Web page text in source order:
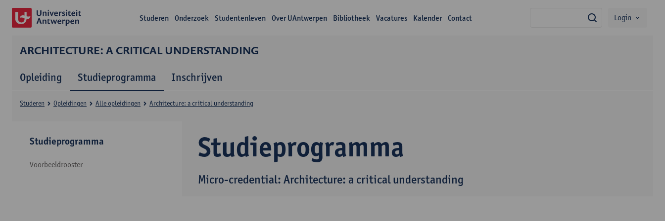
Studeren Onderzoek Studentenleven Over UAntwerpen Bibliotheek Vacatures Kalender Contact zoekLogin
ARCHITECTURE: A CRITICAL UNDERSTANDING
Opleiding Studieprogramma Inschrijven
Studieprogramma
Micro-credential: Architecture: a critical understanding
Studeren Opleidingen Alle opleidingen Architecture: a critical understanding
Studieprogramma
Voorbeeldrooster